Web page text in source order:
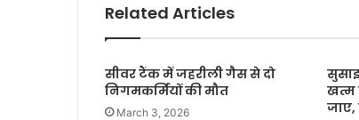
Related Articles
सीवर टैंक में जहरीली गैस से दो
निगमकर्मियों की मौत
March 3, 2026
खत्म